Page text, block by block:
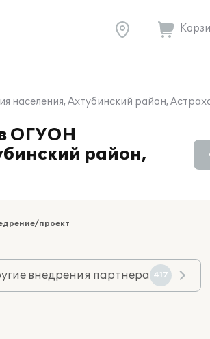
Ахтубинский район,
ОГУОН
район,
проект
внедрения партнера 417